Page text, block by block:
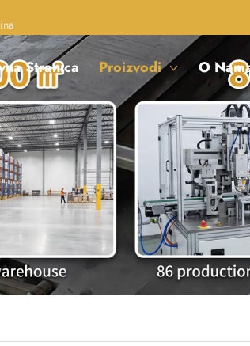
Stranica Proizvodi O